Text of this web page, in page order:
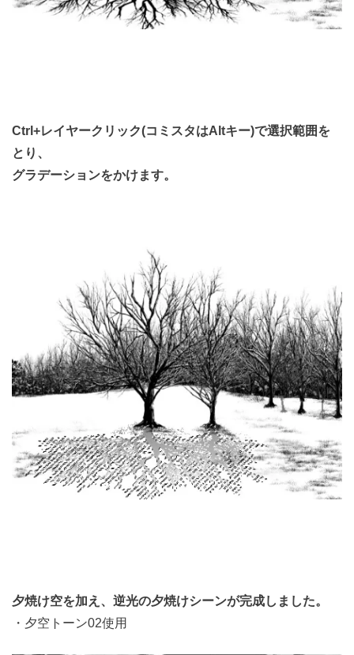
Ctrl+レイヤークリック(コミスタはAltキー)で選択範囲を
とり、
グラデーションをかけます。
夕焼け空を加え、逆光の夕焼けシーンが完成しました。
・夕空トーン02使用